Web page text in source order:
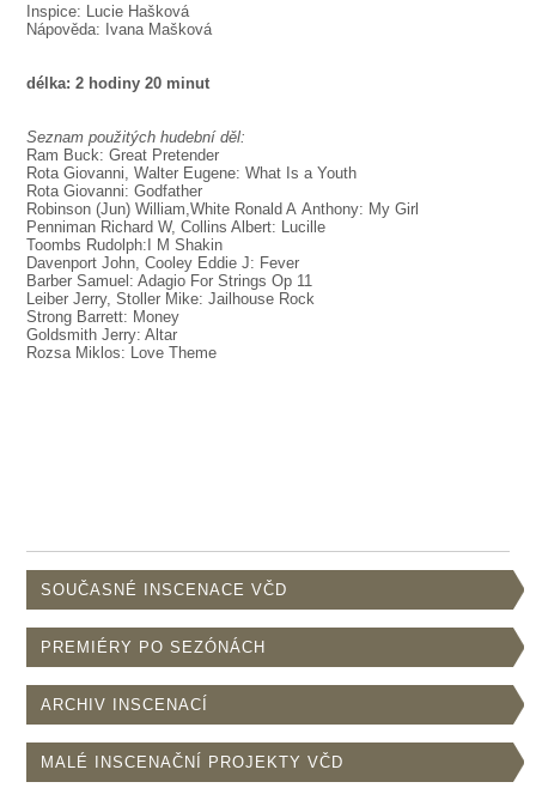
Inspice: Lucie Hašková
Nápověda: Ivana Mašková
délka: 2 hodiny 20 minut
Seznam použitých hudební děl:
Ram Buck: Great Pretender
Rota Giovanni, Walter Eugene: What Is a Youth
Rota Giovanni: Godfather
Robinson (Jun) William,White Ronald A Anthony: My Girl
Penniman Richard W, Collins Albert: Lucille
Toombs Rudolph:I M Shakin
Davenport John, Cooley Eddie J: Fever
Barber Samuel: Adagio For Strings Op 11
Leiber Jerry, Stoller Mike: Jailhouse Rock
Strong Barrett: Money
Goldsmith Jerry: Altar
Rozsa Miklos: Love Theme
SOUČASNÉ INSCENACE VČD
PREMIÉRY PO SEZÓNÁCH
ARCHIV INSCENACÍ
MALÉ INSCENAČNÍ PROJEKTY VČD